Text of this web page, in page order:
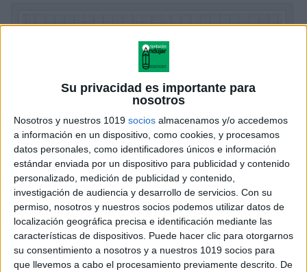
Su privacidad es importante para
nosotros
Nosotros y nuestros 1019 socios almacenamos y/o accedemos
a información en un dispositivo, como cookies, y procesamos
datos personales, como identificadores únicos e información
estándar enviada por un dispositivo para publicidad y contenido
personalizado, medición de publicidad y contenido,
investigación de audiencia y desarrollo de servicios. Con su
permiso, nosotros y nuestros socios podemos utilizar datos de
localización geográfica precisa e identificación mediante las
características de dispositivos. Puede hacer clic para otorgarnos
su consentimiento a nosotros y a nuestros 1019 socios para
que llevemos a cabo el procesamiento previamente descrito. De
Esquemas matemáticos grometría:
figuras planas poligonos
Publicado el 3 octubre, 2020
Esquemas polígonos AUTORÍA: Autor/es: Sandra
López Torre https://www.instagram.com/PROFE_PT/